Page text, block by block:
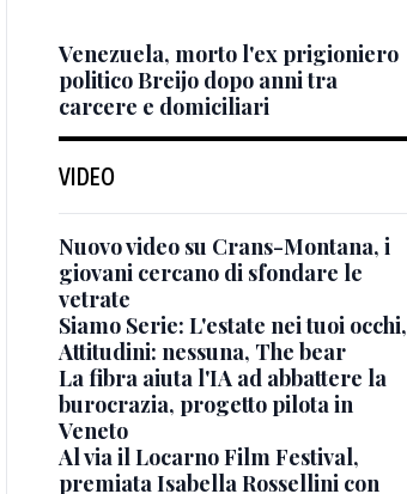
Venezuela, morto l'ex prigioniero
politico Breijo dopo anni tra
carcere e domiciliari
VIDEO
Nuovo video su Crans-Montana, i
giovani cercano di sfondare le
vetrate
Siamo Serie: L'estate nei tuoi occhi,
Attitudini: nessuna, The bear
La fibra aiuta l'IA ad abbattere la
burocrazia, progetto pilota in
Veneto
Al via il Locarno Film Festival,
premiata Isabella Rossellini con